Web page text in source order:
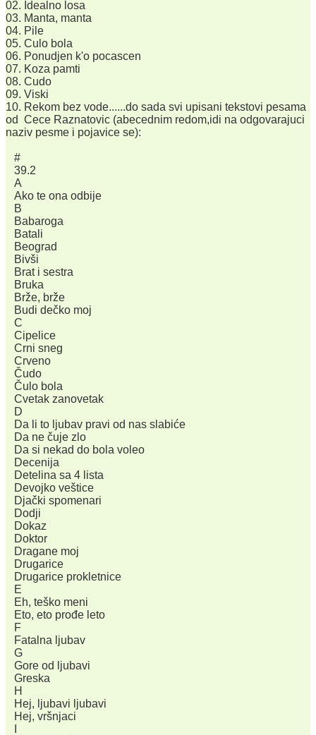
02. Idealno losa
03. Manta, manta
04. Pile
05. Culo bola
06. Ponudjen k'o pocascen
07. Koza pamti
08. Cudo
09. Viski
10. Rekom bez vode......do sada svi upisani tekstovi pesama
od Cece Raznatovic (abecednim redom,idi na odgovarajuci
naziv pesme i pojavice se):
#
39.2
A
Ako te ona odbije
B
Babaroga
Batali
Beograd
Bivši
Brat i sestra
Bruka
Brže, brže
Budi dečko moj
C
Cipelice
Crni sneg
Crveno
Čudo
Čulo bola
Cvetak zanovetak
D
Da li to ljubav pravi od nas slabiće
Da ne čuje zlo
Da si nekad do bola voleo
Decenija
Detelina sa 4 lista
Devojko veštice
Djački spomenari
Dodji
Dokaz
Doktor
Dragane moj
Drugarice
Drugarice prokletnice
E
Eh, teško meni
Eto, eto prođe leto
F
Fatalna ljubav
G
Gore od ljubavi
Greska
H
Hej, ljubavi ljubavi
Hej, vršnjaci